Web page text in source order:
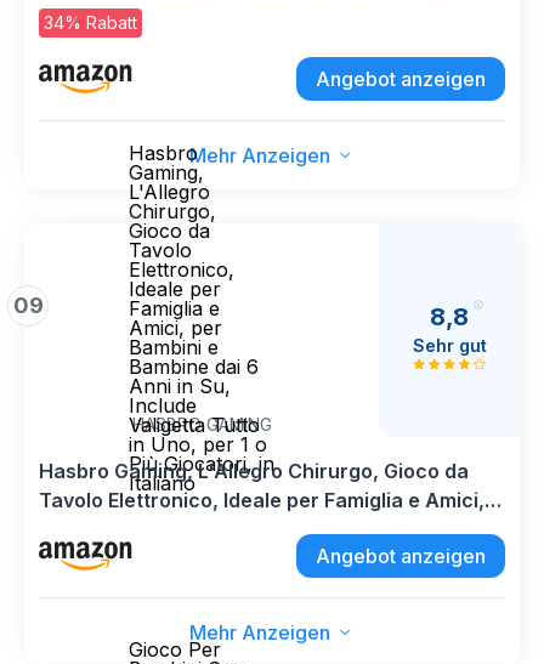
Accudire, Reagisce al Tuo Tocco, 30
Personaggi Disney Collezionabili, Giochi per
Bambini e Bambine, 5+ Anni
34% Rabatt
Angebot anzeigen
Mehr Anzeigen
09
Hasbro
Gaming,
L'Allegro
Chirurgo,
Gioco da
Tavolo
Elettronico,
Ideale per
Famiglia e
Amici, per
Bambini e
Bambine dai 6
Anni in Su,
Include
Valigetta Tutto
in Uno, per 1 o
Più Giocatori, in
Italiano
HASBRO GAMING
8,8
Sehr gut
Hasbro Gaming, L'Allegro Chirurgo, Gioco da
Tavolo Elettronico, Ideale per Famiglia e Amici,
per Bambini e Bambine dai 6 Anni in Su, Include
Valigetta Tutto in Uno, per 1 o Più Giocatori, in
Angebot anzeigen
Mehr Anzeigen
Gioco Per